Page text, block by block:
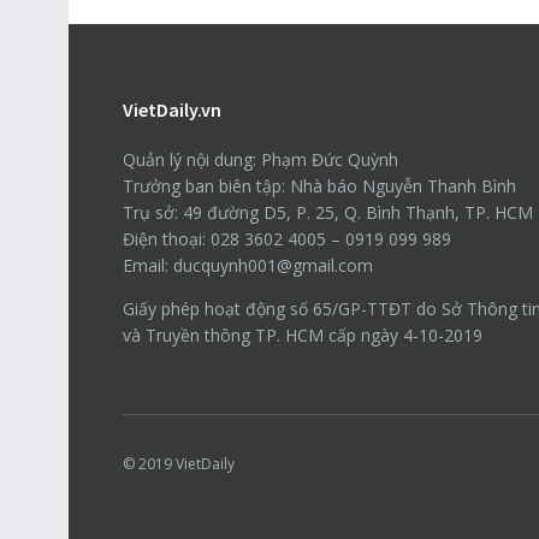
VietDaily.vn
Quản lý nội dung: Phạm Đức Quỳnh
Trưởng ban biên tập: Nhà báo Nguyễn Thanh Bình
Trụ sở: 49 đường D5, P. 25, Q. Bình Thạnh, TP. HCM
Điện thoại: 028 3602 4005 – 0919 099 989
Email: ducquynh001@gmail.com
Giấy phép hoạt động số 65/GP-TTĐT do Sở Thông
và Truyền thông TP. HCM cấp ngày 4-10-2019
© 2019VietDaily